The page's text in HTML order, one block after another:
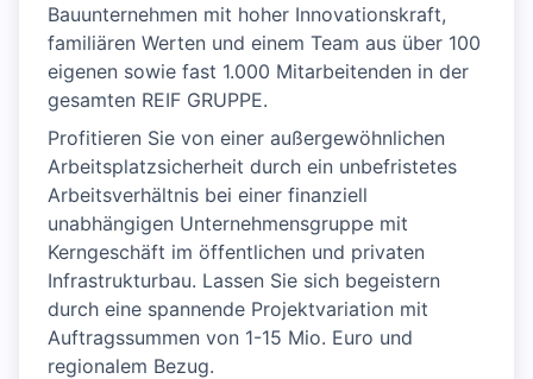
Bauunternehmen mit hoher Innovationskraft,
familiären Werten und einem Team aus über 100
eigenen sowie fast 1.000 Mitarbeitenden in der
gesamten REIF GRUPPE.
Profitieren Sie von einer außergewöhnlichen
Arbeitsplatzsicherheit durch ein unbefristetes
Arbeitsverhältnis bei einer finanziell
unabhängigen Unternehmensgruppe mit
Kerngeschäft im öffentlichen und privaten
Infrastrukturbau. Lassen Sie sich begeistern
durch eine spannende Projektvariation mit
Auftragssummen von 1-15 Mio. Euro und
regionalem Bezug.